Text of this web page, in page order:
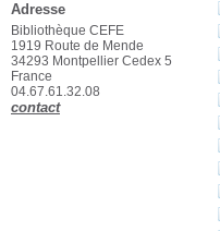
12_Sciences_du_sol
12_Sciences_du_sol
15_Ecologie_générale
15_Ecologie_générale
20_Développement_durable
20_Développement_durable
[3]
21_Sciences_Humaines
21_Sciences_Humaines
22_Géomatique
22_Géomatique
Adresse
Bibliothèque CEFE
1919 Route de Mende
34293 Montpellier Cedex 5
France
04.67.61.32.08
contact